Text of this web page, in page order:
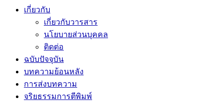
เกี่ยวกับ
เกี่ยวกับวารสาร
นโยบายส่วนบุคคล
ติดต่อ
ฉบับปัจจุบัน
บทความย้อนหลัง
การส่งบทความ
จริยธรรมการตีพิมพ์